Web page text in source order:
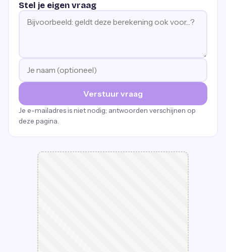
Stel je eigen vraag
Verstuur vraag
Je e-mailadres is niet nodig; antwoorden verschijnen op
deze pagina.